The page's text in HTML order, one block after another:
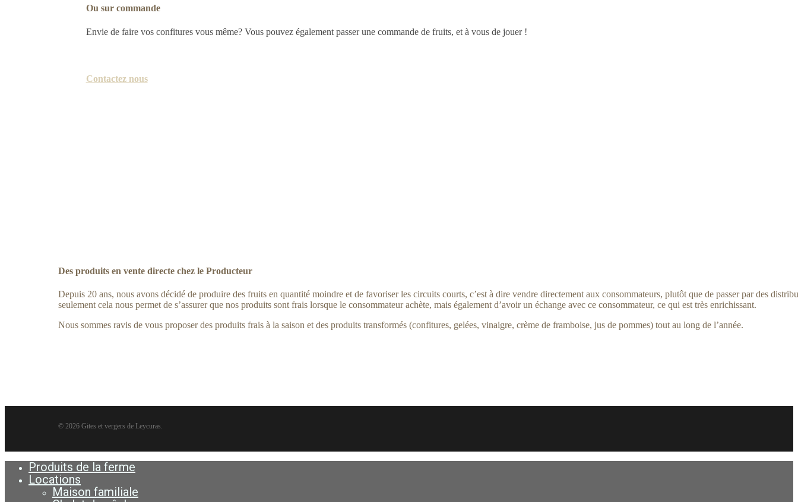
Ou sur commande
Envie de faire vos confitures vous même? Vous pouvez également passer une commande de fruits, et à vous de jouer !
Contactez nous
Des produits en vente directe chez le Producteur
Depuis 20 ans, nous avons décidé de produire des fruits en quantité moindre et de favoriser les circuits courts, c’est à dire vendre directement aux consommateurs, plutôt que de passer par des
seulement cela nous permet de s’assurer que nos produits sont frais lorsque le consommateur achète, mais également d’avoir un échange avec ce consommateur, ce qui est très enrichissant.
Nous sommes ravis de vous proposer des produits frais à la saison et des produits transformés (confitures, gelées, vinaigre, crème de framboise, jus de pommes) tout au long de l’année.
© 2026 Gites et vergers de Leycuras.
Close
Produits de la ferme
Locations
Maison familiale